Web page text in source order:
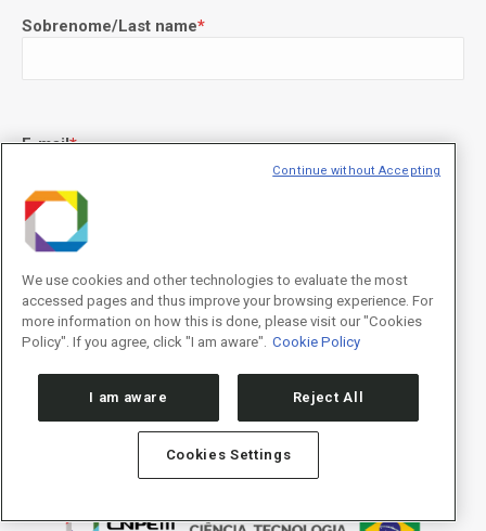
Sobrenome/Last name*
E-mail*
Concordo com os termos de uso descritos naPolítica de
Privacidade
/I agree to the terms of use described in the
Privacy
Policy.
We use cookies and other technologies to evaluate the most
accessed pages and thus improve your browsing experience. For
more information on how this is done, please visit our "Cookies
Policy". If you agree, click "I am aware". Cookie Policy
I am aware Reject All
Cookies Settings
Continue without Accepting